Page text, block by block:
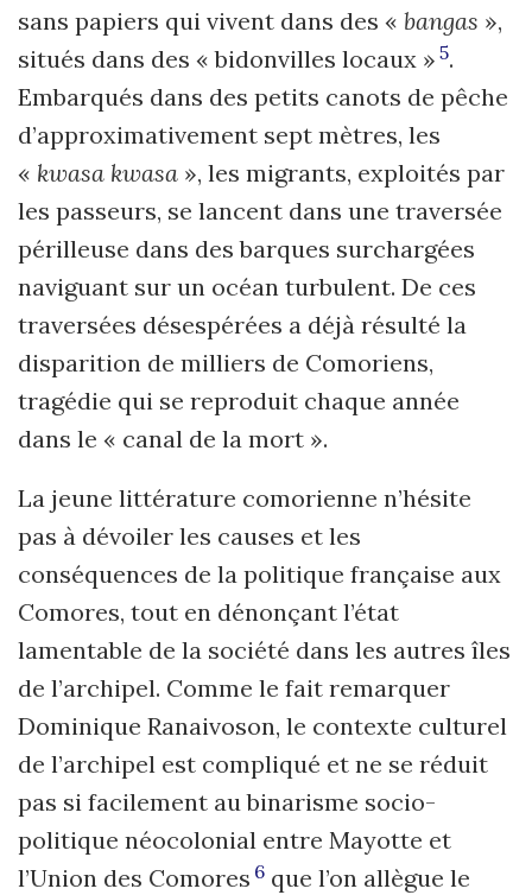
sans papiers qui vivent dans des « bangas »,
situés dans des « bidonvilles locaux » 5.
Embarqués dans des petits canots de pêche
d’approximativement sept mètres, les
« kwasa kwasa », les migrants, exploités par
les passeurs, se lancent dans une traversée
périlleuse dans des barques surchargées
naviguant sur un océan turbulent. De ces
traversées désespérées a déjà résulté la
disparition de milliers de Comoriens,
tragédie qui se reproduit chaque année
dans le « canal de la mort ».
La jeune littérature comorienne n’hésite
pas à dévoiler les causes et les
conséquences de la politique française aux
Comores, tout en dénonçant l’état
lamentable de la société dans les autres îles
de l’archipel. Comme le fait remarquer
Dominique Ranaivoson, le contexte culturel
de l’archipel est compliqué et ne se réduit
pas si facilement au binarisme socio-
politique néocolonial entre Mayotte et
l’Union des Comores 6 que l’on allègue le